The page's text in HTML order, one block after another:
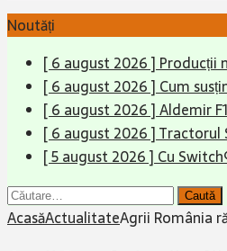
Noutăți
[ 6 august 2026 ] Producții
[ 6 august 2026 ] Cum
[ 6 august 2026 ]Aldemir
[ 6 august 2026 ]Tractorul
[ 5 august 2026 ] Cu
Caută
după:
AcasăActualitateAgrii România